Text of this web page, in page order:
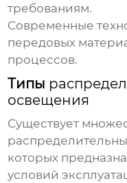
требованиям.
Современные
передовых
процессов.
Типы
освещения
Существует
которых
условий